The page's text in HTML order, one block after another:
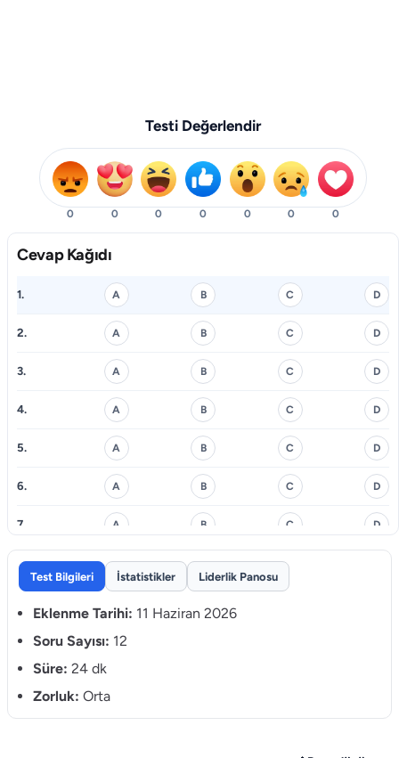
Testi Değerlendir
0 0 0 0 0 0 0
Cevap Kağıdı
1. A B C D
2. A B C D
3. A B C D
4. A B C D
5. A B C D
6. A B C D
7. A B C D
8. A B C
10. A
12. A B C D
Test Bilgileri İstatistikler Liderlik Panosu
Eklenme Tarihi: 11 Haziran 2026
Soru Sayısı: 12
Süre: 24 dk
Zorluk: Orta